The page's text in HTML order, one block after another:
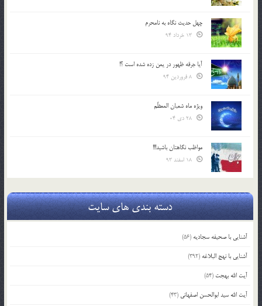
چهل حدیث نگاه به نامحرم
آیا جرقه ظهور در یمن زده شده است ؟!
ویژه ماه شعبان المعظّم
مواظب نگاهتان باشید!!!
دسته بندی های سایت
آشنایی با صحیفه سجادیه (56)
آشنایی با نهج البلاغه (392)
آیت الله بهجت (54)
آیت الله سید ابوالحسن اصفهانی (43)